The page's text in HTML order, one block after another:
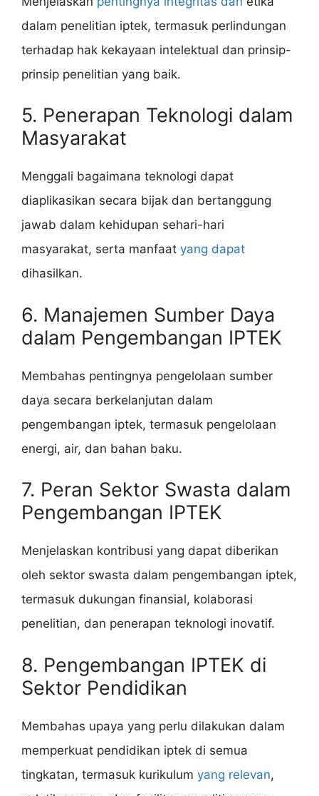
dalam penelitian iptek, termasuk perlindungan
terhadap hak kekayaan intelektual dan prinsip-
prinsip penelitian yang baik.
5. Penerapan Teknologi dalam
Masyarakat
Menggali bagaimana teknologi dapat
diaplikasikan secara bijak dan bertanggung
jawab dalam kehidupan sehari-hari
masyarakat, serta manfaat yang dapat
dihasilkan.
6. Manajemen Sumber Daya
dalam Pengembangan IPTEK
Membahas pentingnya pengelolaan sumber
daya secara berkelanjutan dalam
pengembangan iptek, termasuk pengelolaan
energi, air, dan bahan baku.
7. Peran Sektor Swasta dalam
Pengembangan IPTEK
Menjelaskan kontribusi yang dapat diberikan
oleh sektor swasta dalam pengembangan iptek,
termasuk dukungan finansial, kolaborasi
penelitian, dan penerapan teknologi inovatif.
8. Pengembangan IPTEK di
Sektor Pendidikan
Membahas upaya yang perlu dilakukan dalam
memperkuat pendidikan iptek di semua
tingkatan, termasuk kurikulum yang relevan,